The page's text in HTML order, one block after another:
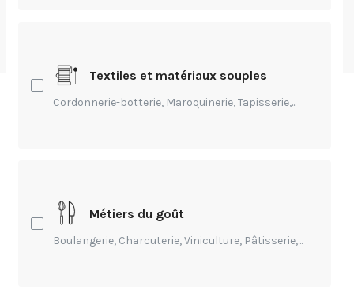
Textiles et matériaux souples
Cordonnerie-botterie, Maroquinerie, Tapisserie,...
Métiers du goût
Boulangerie, Charcuterie, Viniculture, Pâtisserie,...